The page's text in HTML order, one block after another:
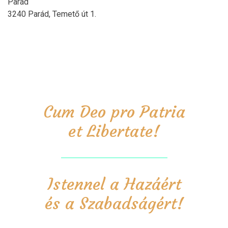
Parád
3240 Parád, Temető út 1.
Cum Deo pro Patria
et Libertate!
Istennel a Hazáért
és a Szabadságért!